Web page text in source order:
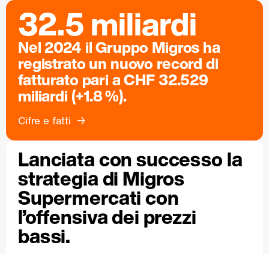
32.5 miliardi
Nel 2024 il Gruppo Migros ha
registrato un nuovo record di
fatturato pari a CHF 32.529
miliardi (+1.8 %).
Cifre e fatti
Lanciata con successo la
strategia di Migros
Supermercati con
l’offensiva dei prezzi
bassi.